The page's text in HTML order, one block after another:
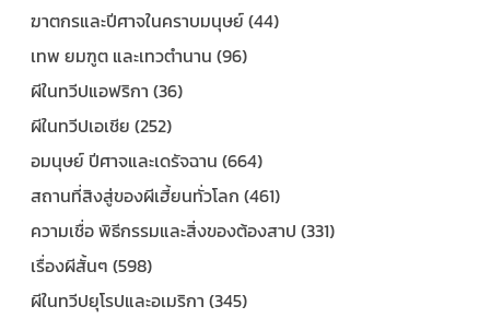
ฆาตกรและปีศาจในคราบมนุษย์ (44)
เทพ ยมฑูต และเทวตำนาน (96)
ผีในทวีปแอฟริกา (36)
ผีในทวีปเอเชีย (252)
อมนุษย์ ปีศาจและเดรัจฉาน (664)
สถานที่สิงสู่ของผีเฮี้ยนทั่วโลก (461)
ความเชื่อ พิธีกรรมและสิ่งของต้องสาป (331)
เรื่องผีสั้นๆ (598)
ผีในทวีปยุโรปและอเมริกา (345)